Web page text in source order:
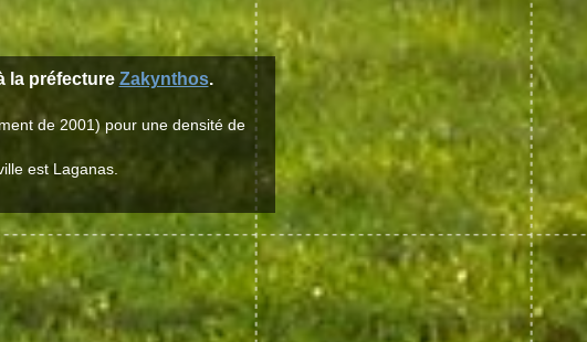
la préfecture Zakynthos.
de 2001) pour une densité de
est Laganas.